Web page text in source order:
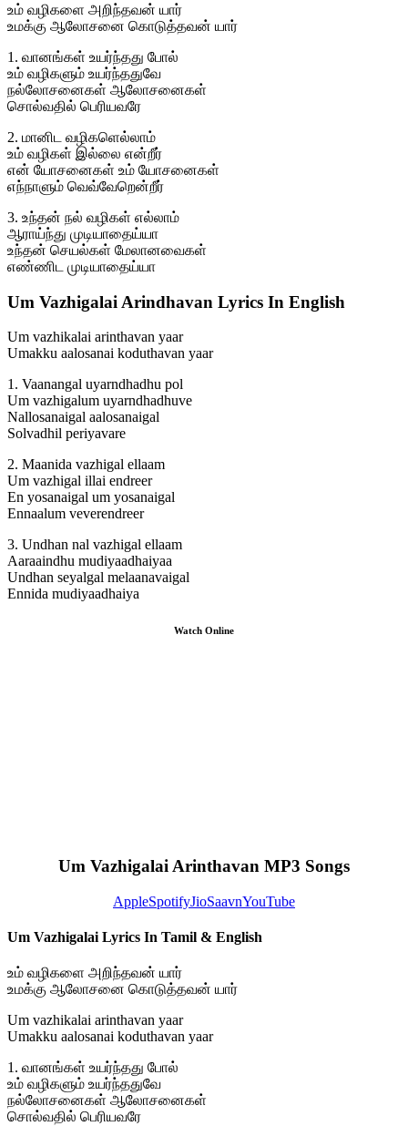
உம் வழிகளை அறிந்தவன் யார்
உமக்கு ஆலோசனை கொடுத்தவன் யார்
1. வானங்கள் உயர்ந்தது போல்
உம் வழிகளும் உயர்ந்ததுவே
நல்லோசனைகள் ஆலோசனைகள்
சொல்வதில் பெரியவரே
2. மானிட வழிகளெல்லாம்
உம் வழிகள் இல்லை என்றீர்
என் யோசனைகள் உம் யோசனைகள்
எந்நாளும் வெவ்வேறென்றீர்
3. உந்தன் நல் வழிகள் எல்லாம்
ஆராய்ந்து முடியாதைய்யா
உந்தன் செயல்கள் மேலானவைகள்
எண்ணிட முடியாதைய்யா
Um Vazhigalai Arindhavan Lyrics In English
Um vazhikalai arinthavan yaar
Umakku aalosanai koduthavan yaar
1. Vaanangal uyarndhadhu pol
Um vazhigalum uyarndhadhuve
Nallosanaigal aalosanaigal
Solvadhil periyavare
2. Maanida vazhigal ellaam
Um vazhigal illai endreer
En yosanaigal um yosanaigal
Ennaalum veverendreer
3. Undhan nal vazhigal ellaam
Aaraaindhu mudiyaadhaiyaa
Undhan seyalgal melaanavaigal
Ennida mudiyaadhaiya
Watch Online
Um Vazhigalai Arinthavan MP3 Songs
AppleSpotifyJioSaavnYouTube
Um Vazhigalai Lyrics In Tamil & English
உம் வழிகளை அறிந்தவன் யார்
உமக்கு ஆலோசனை கொடுத்தவன் யார்
Um vazhikalai arinthavan yaar
Umakku aalosanai koduthavan yaar
1. வானங்கள் உயர்ந்தது போல்
உம் வழிகளும் உயர்ந்ததுவே
நல்லோசனைகள் ஆலோசனைகள்
சொல்வதில் பெரியவரே